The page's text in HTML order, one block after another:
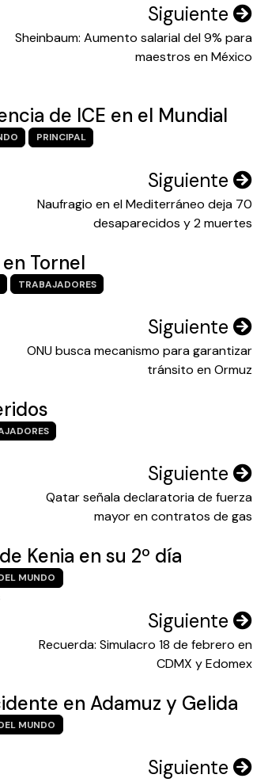
Siguiente
Sheinbaum: Aumento salarial del 9% para
maestros en México
de ICE en el Mundial
PRINCIPAL
Siguiente
Naufragio en el Mediterráneo deja 70
desaparecidos y 2 muertes
Tornel
TRABAJADORES
Siguiente
ONU busca mecanismo para garantizar
tránsito en Ormuz
Siguiente
Qatar señala declaratoria de fuerza
mayor en contratos de gas
Kenia en su 2º día
MUNDO
Siguiente
Recuerda: Simulacro 18 de febrero en
CDMX y Edomex
en Adamuz y Gelida
MUNDO
Siguiente